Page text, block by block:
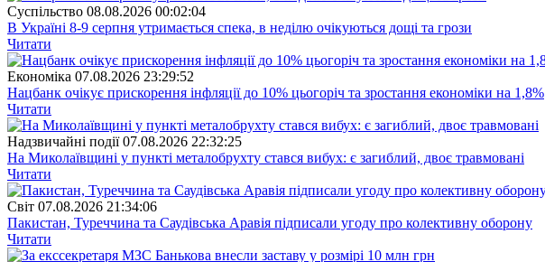
Суспiльство 08.08.2026 00:02:04
В Україні 8-9 серпня утримається спека, в неділю очікуються дощі та грози
Читати
Економіка 07.08.2026 23:29:52
Нацбанк очікує прискорення інфляції до 10% цьогоріч та зростання економіки на 1,8%
Читати
Надзвичайні події 07.08.2026 22:32:25
На Миколаївщині у пункті металобрухту стався вибух: є загиблий, двоє травмовані
Читати
Свiт 07.08.2026 21:34:06
Пакистан, Туреччина та Саудівська Аравія підписали угоду про колективну оборону
Читати